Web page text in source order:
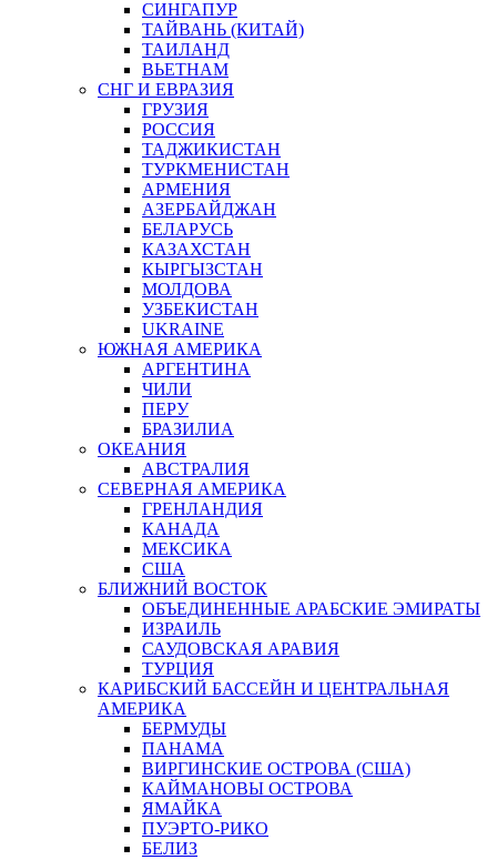
СИНГАПУР
ТАЙВАНЬ (КИТАЙ)
ТАИЛАНД
ВЬЕТНАМ
СНГ И ЕВРАЗИЯ
ГРУЗИЯ
РОССИЯ
ТАДЖИКИСТАН
ТУРКМЕНИСТАН
АРМЕНИЯ
АЗЕРБАЙДЖАН
БЕЛАРУСЬ
КАЗАХСТАН
КЫРГЫЗСТАН
МОЛДОВА
УЗБЕКИСТАН
UKRAINE
ЮЖНАЯ АМЕРИКА
АРГЕНТИНА
ЧИЛИ
ПЕРУ
БРАЗИЛИА
ОКЕАНИЯ
АВСТРАЛИЯ
СЕВЕРНАЯ АМЕРИКА
ГРЕНЛАНДИЯ
КАНАДА
МЕКСИКА
США
БЛИЖНИЙ ВОСТОК
ОБЪЕДИНЕННЫЕ АРАБСКИЕ ЭМИРАТЫ
ИЗРАИЛЬ
САУДОВСКАЯ АРАВИЯ
ТУРЦИЯ
КАРИБСКИЙ БАССЕЙН И ЦЕНТРАЛЬНАЯ
АМЕРИКА
БЕРМУДЫ
ПАНАМА
ВИРГИНСКИЕ ОСТРОВА (США)
КАЙМАНОВЫ ОСТРОВА
ЯМАЙКА
ПУЭРТО-РИКО
БЕЛИЗ